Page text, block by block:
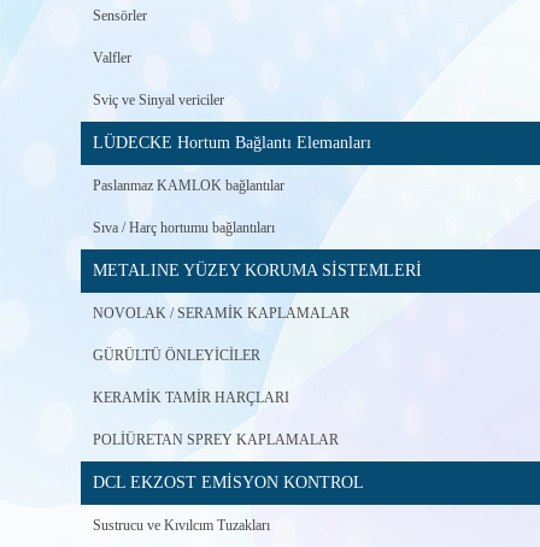
Sensörler
Valfler
Sviç ve Sinyal vericiler
LÜDECKE Hortum Bağlantı Elemanları
Paslanmaz KAMLOK bağlantılar
Sıva / Harç hortumu bağlantıları
METALINE YÜZEY KORUMA SİSTEMLERİ
NOVOLAK / SERAMİK KAPLAMALAR
GÜRÜLTÜ ÖNLEYİCİLER
KERAMİK TAMİR HARÇLARI
POLİÜRETAN SPREY KAPLAMALAR
DCL EKZOST EMİSYON KONTROL
Sustrucu ve Kıvılcım Tuzakları